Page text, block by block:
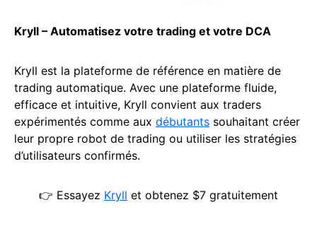
Kryll – Automatisez votre trading et votre DCA
Kryll est la plateforme de référence en matière de
trading automatique. Avec une plateforme fluide,
efficace et intuitive, Kryll convient aux traders
expérimentés comme aux débutants souhaitant créer
leur propre robot de trading ou utiliser les stratégies
d’utilisateurs confirmés.
👉 Essayez Kryll et obtenez $7 gratuitement